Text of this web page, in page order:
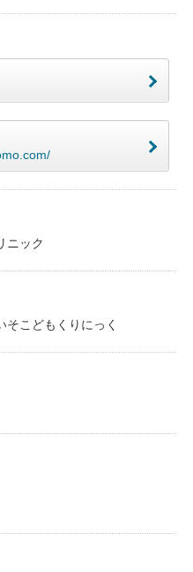
ニック
こどもくりにっく